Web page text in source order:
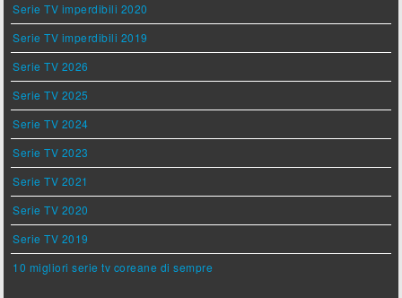
Serie TV imperdibili 2020
Serie TV imperdibili 2019
Serie TV 2026
Serie TV 2025
Serie TV 2024
Serie TV 2023
Serie TV 2021
Serie TV 2020
Serie TV 2019
10 migliori serie tv coreane di sempre